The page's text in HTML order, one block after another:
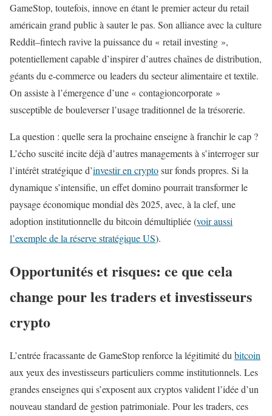
GameStop, toutefois, innove en étant le premier acteur du retail
américain grand public à sauter le pas. Son alliance avec la culture
Reddit–fintech ravive la puissance du « retail investing »,
potentiellement capable d’inspirer d’autres chaînes de distribution,
géants du e-commerce ou leaders du secteur alimentaire et textile.
On assiste à l’émergence d’une « contagioncorporate »
susceptible de bouleverser l’usage traditionnel de la trésorerie.
La question : quelle sera la prochaine enseigne à franchir le cap ?
L’écho suscité incite déjà d’autres managements à s’interroger sur
l’intérêt stratégique d’investir en cryptosur fonds propres. Si la
dynamique s’intensifie, un effet domino pourrait transformer le
paysage économique mondial dès 2025, avec, à la clef, une
adoption institutionnelle du bitcoin démultipliée (voir aussi
l’exemple de la réserve stratégique US).
Opportunités et risques: ce que cela
change pour les traders et investisseurs
crypto
L’entrée fracassante de GameStop renforce la légitimité dubitcoin
aux yeux des investisseurs particuliers comme institutionnels. Les
grandes enseignes qui s’exposent aux cryptos valident l’idée d’un
nouveau standard de gestion patrimoniale. Pour les traders, ces